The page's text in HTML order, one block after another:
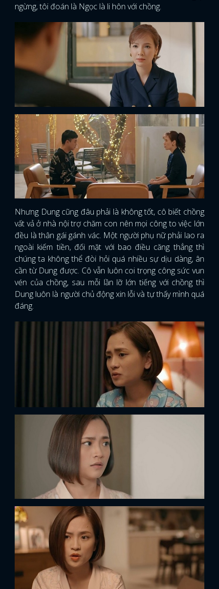
ngừng, tôi đoán là Ngọc là li hôn với chồng.
Nhưng Dung cũng đâu phải là không tốt, cô biết chồng
vất vả ở nhà nội trợ chăm con nên mọi công to việc lớn
đều là thân gái gánh vác. Một người phụ nữ phải lao ra
ngoài kiếm tiền, đối mặt với bao điều căng thẳng thì
chúng ta không thể đòi hỏi quá nhiều sự dịu dàng, ân
cần từ Dung được. Cô vẫn luôn coi trọng công sức vun
vén của chồng, sau mỗi lần lỡ lớn tiếng với chồng thì
Dung luôn là người chủ động xin lỗi và tự thấy mình quá
đáng.